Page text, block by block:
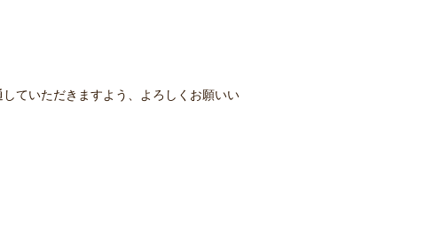
ていただきますよう、よろしくお願いい